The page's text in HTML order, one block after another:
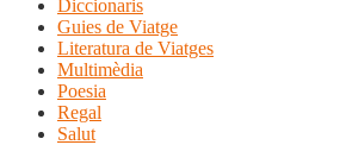
Diccionaris
Guies de Viatge
Literatura de Viatges
Multimèdia
Poesia
Regal
Salut